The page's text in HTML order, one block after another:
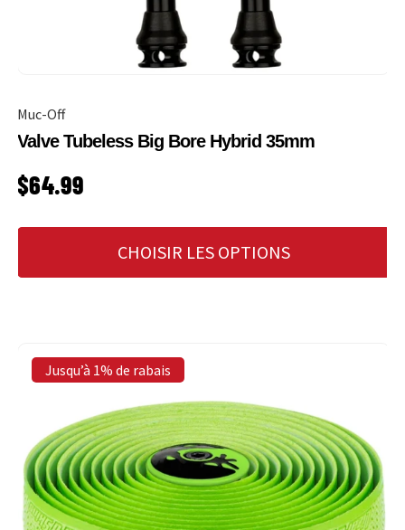
Muc-Off
Valve Tubeless Big Bore Hybrid 35mm
PRIX HABITUEL
$64.99
CHOISIR LES OPTIONS
Jusqu’à 1% de rabais